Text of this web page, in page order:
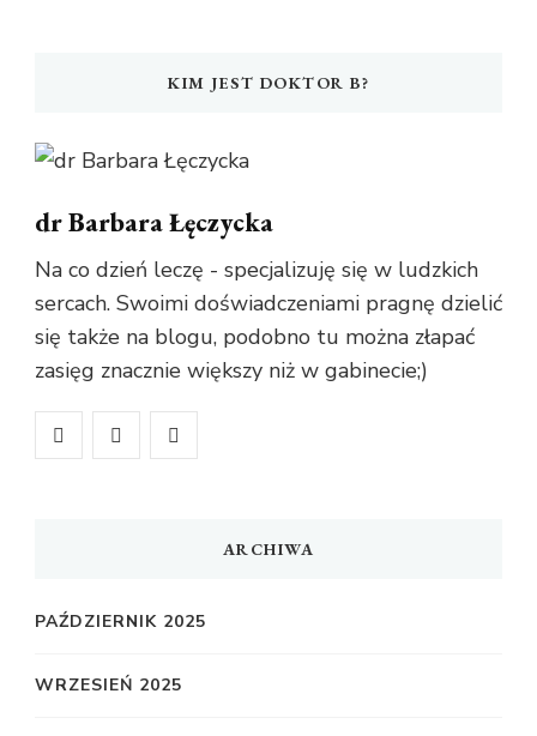
KIM JEST DOKTOR B?
dr Barbara Łęczycka
Na co dzień leczę - specjalizuję się w ludzkich
sercach. Swoimi doświadczeniami pragnę dzielić
się także na blogu, podobno tu można złapać
zasięg znacznie większy niż w gabinecie;)
ARCHIWA
PAŹDZIERNIK 2025
WRZESIEŃ 2025